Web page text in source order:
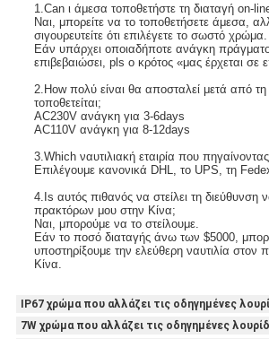
1.Can ι άμεσα τοποθετήστε τη διαταγή on-
Ναι, μπορείτε να το τοποθετήσετε άμεσα,
σιγουρευτείτε ότι επιλέγετε το σωστό χρώμα.
Εάν υπάρχει οποιαδήποτε ανάγκη
επιβεβαιώσει, pls ο κρότος «μας έρχεται σε
2.How πολύ είναι θα αποσταλεί μετά από
τοποθετείται;
AC230V ανάγκη για 3-6days
AC110V ανάγκη για 8-12days
3.Which ναυτιλιακή εταιρία που
Επιλέγουμε κανονικά DHL, το UPS, τη
4.Is αυτός πιθανός να στείλει τη διεύθυνση
πρακτόρων μου στην Κίνα;
Ναι, μπορούμε να το στείλουμε.
Εάν το ποσό διαταγής άνω των $5000,
υποστηρίξουμε την ελεύθερη ναυτιλία στον
Κίνα.
IP67 χρώμα που αλλάζει τις οδηγημένες
7W χρώμα που αλλάζει τις οδηγημένες